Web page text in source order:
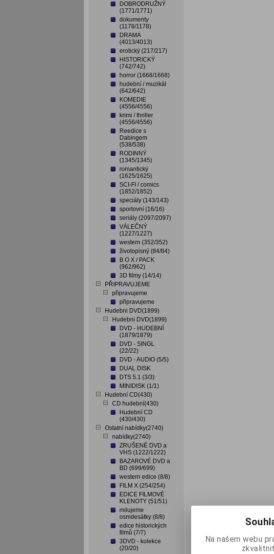
DOBRODRUŽNÝ
(1771/1771)
dokumenty
(1178/1178)
DRAMA
(4013/4013)
erotický (217/217)
HISTORICKÝ
(742/742)
horror (1668/1668)
hudební / muzikál
(642/642)
KOMEDIE
(4556/4556)
krimi / thriller
(4556/4556)
Reedice s
Dabingem
(538/538)
RODINNÝ
(1345/1345)
romantický
(1625/1625)
SCI-FI / comics
(1852/1852)
speciály (143/143)
sportovní (16/16)
seriály (2097/2097)
VÁLEČNÝ
(1227/1227)
western (352/352)
životopisný (84/84)
B O X / PACK
(962/962)
3D filmy (14/14)
PŘIPRAVUJEME
připravujeme
připravujeme
Hudebni DVD(1899)
Hudebni DVD(1899)
DVD - HUDEBNÍ
(1879/1879)
DVD - SINGL
(22/22)
DVD - AUDIO (5/5)
DUAL DISK
DTS 5.1 (3/3)
MINIDISK (1/1)
Hudební CD(430)
CD hudební(430)
Hudební CD
(430/430)
Ostatní nabídky(2740)
nabídky(2740)
ZRUŠENÉ DVD a
VHS (1222/1222)
BAZAROVÉ DVD a
BD (699/699)
western edice (8/8)
FILM X (254/254)
EDICE FILMOVÉ
KLENOTY (51/51)
milujeme
osmdesátky (8/8)
edice historických
filmů (7/7)
3DVD - kolekce
(20/20)
Na našem webu